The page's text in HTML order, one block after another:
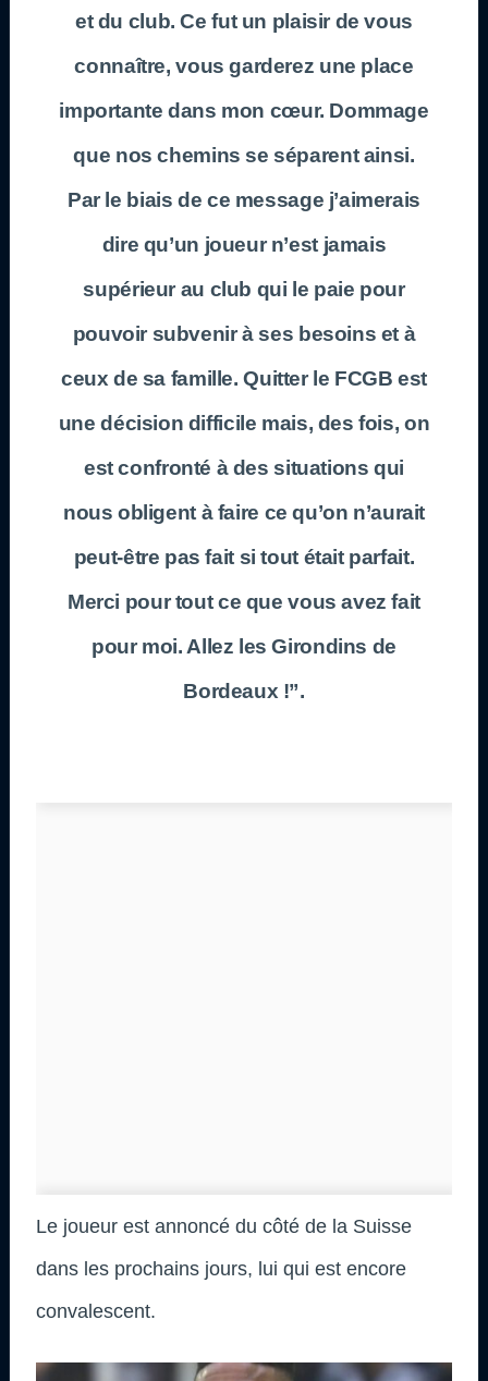
et du club. Ce fut un plaisir de vous
connaître, vous garderez une place
importante dans mon cœur. Dommage
que nos chemins se séparent ainsi.
Par le biais de ce message j’aimerais
dire qu’un joueur n’est jamais
supérieur au club qui le paie pour
pouvoir subvenir à ses besoins et à
ceux de sa famille. Quitter le FCGB est
une décision difficile mais, des fois, on
est confronté à des situations qui
nous obligent à faire ce qu’on n’aurait
peut-être pas fait si tout était parfait.
Merci pour tout ce que vous avez fait
pour moi. Allez les Girondins de
Bordeaux !”.
Le joueur est annoncé du côté de la Suisse
dans les prochains jours, lui qui est encore
convalescent.